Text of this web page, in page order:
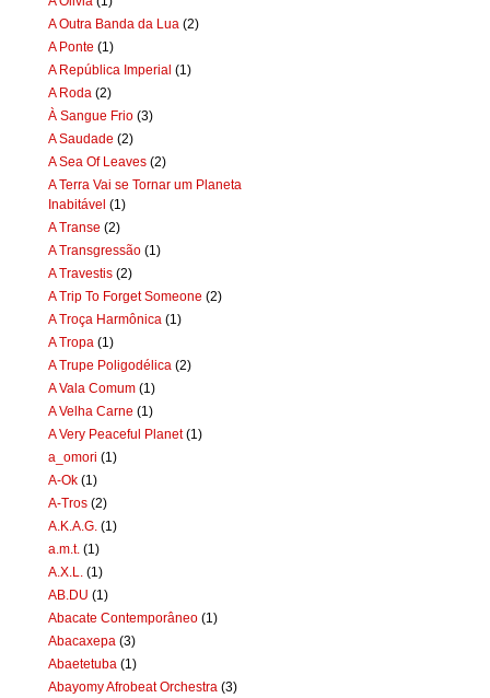
A Outra Banda da Lua (2)
A Ponte (1)
A República Imperial (1)
A Roda (2)
À Sangue Frio (3)
A Saudade (2)
A Sea Of Leaves (2)
A Terra Vai se Tornar um Planeta
Inabitável (1)
A Transe (2)
A Transgressão (1)
A Travestis (2)
A Trip To Forget Someone (2)
A Troça Harmônica (1)
A Tropa (1)
A Trupe Poligodélica (2)
A Vala Comum (1)
A Velha Carne (1)
A Very Peaceful Planet (1)
a_omori (1)
A-Ok (1)
A-Tros (2)
A.K.A.G. (1)
a.m.t. (1)
A.X.L.
(1)
AB.DU (1)
Abacate Contemporâneo (1)
Abacaxepa (3)
Abaetetuba (1)
Abayomy Afrobeat Orchestra (3)